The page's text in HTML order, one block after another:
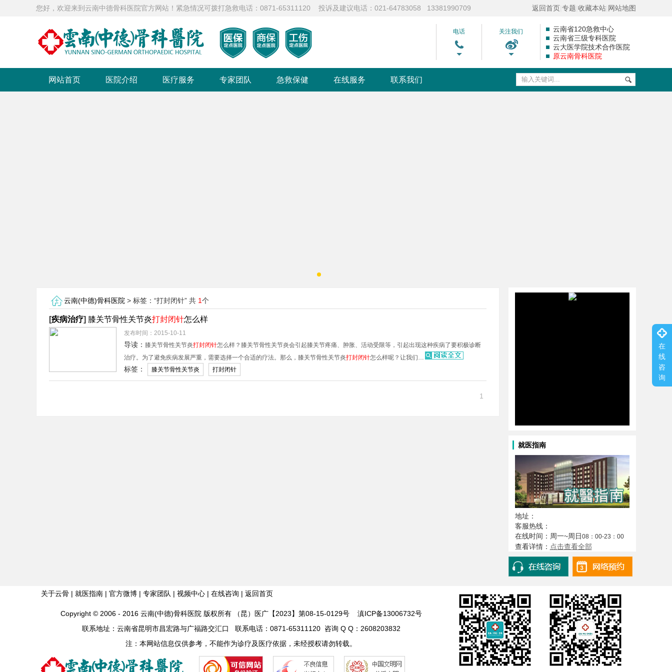
您好，欢迎来到云南中德骨科医院官方网站！紧急情况可拨打急救电话：0871-65311120 投诉及建议电话：021-64783058 13381990709 返回首页 专题 收藏本站 网站地图
电话 关注我们
云南省120急救中心
云南省三级专科医院
云大医学院技术合作医院
原云南骨科医院
网站首页 医院介绍 医疗服务 专家团队 急救保健 在线服务 联系我们
云南(中德)骨科医院 > 标签：“打封闭针” 共 1个
[疾病治疗] 膝关节骨性关节炎打封闭针怎么样
发布时间：2015-10-11
导读： 膝关节骨性关节炎打封闭针怎么样？膝关节骨性关节炎会引起膝关节疼痛、肿胀、活动受限等，引起出现这种疾病了要积极诊断
治疗。为了避免疾病发展严重，需要选择一个合适的疗法。那么，膝关节骨性关节炎打封闭针怎么样呢？让我们…
标签： 膝关节骨性关节炎 打封闭针
1
就医指南
地址：
客服热线：
在线时间：周一~周日08：00-23：00
查看详情： 点击查看全部
关于云骨 | 就医指南 | 官方微博 | 专家团队 | 视频中心 | 在线咨询 | 返回首页
Copyright © 2006 - 2016 云南(中德)骨科医院 版权所有 （昆）医广【2023】第08-15-0129号 滇ICP备13006732号
联系地址：云南省昆明市昌宏路与广福路交汇口 联系电话：0871-65311120 咨询 Q Q：2608203832
注：本网站信息仅供参考，不能作为诊疗及医疗依据，未经授权请勿转载。
在
线
咨
询